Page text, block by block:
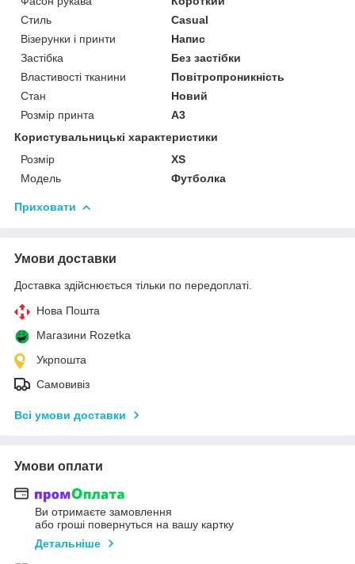
Стиль
Casual
Візерунки і принти
Напис
Застібка
Без застібки
Властивості тканини
Повітропроникність
Стан
Новий
Розмір принта
А3
Користувальницькі характеристики
Розмір
XS
Модель
Футболка
Приховати
Умови доставки
Доставка здійснюється тільки по передоплаті.
Нова Пошта
Магазини Rozetka
Укрпошта
Самовивіз
Всі умови доставки
Умови оплати
Ви отримаєте замовлення
або гроші повернуться на вашу картку
Детальніше